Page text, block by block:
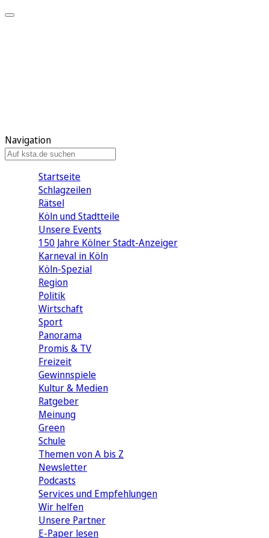
Navigation
Startseite
Schlagzeilen
Rätsel
Köln und Stadtteile
Unsere Events
150 Jahre Kölner Stadt-Anzeiger
Karneval in Köln
Köln-Spezial
Region
Politik
Wirtschaft
Sport
Panorama
Promis & TV
Freizeit
Gewinnspiele
Kultur & Medien
Ratgeber
Meinung
Green
Schule
Themen von A bis Z
Newsletter
Podcasts
Services und Empfehlungen
Wir helfen
Unsere Partner
E-Paper lesen